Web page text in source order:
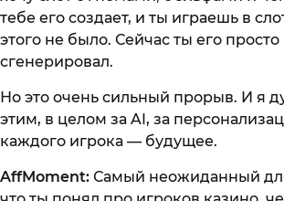
тебе его создает, и ты играешь в
этого не было. Сейчас ты его
сгенерировал.
Но это очень сильный прорыв. И я
этим, в целом за AI, за
каждого игрока — будущее.
AffMoment: Самый неожиданный